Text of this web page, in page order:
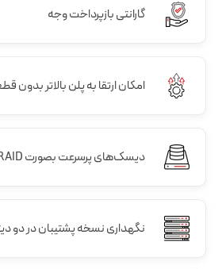
گارانتی بازپرداخت وجه
امکان ارتقا به پلن بالاتر بدون
دیسک‌های پرسرعت بصورت RAID
نگهداری نسخه پشتیبان در دو